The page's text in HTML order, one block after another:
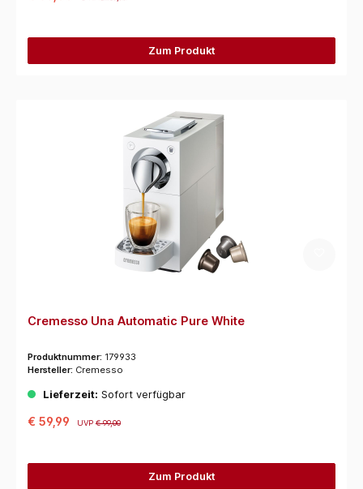
Zum Produkt
Cremesso Una Automatic Pure White
Produktnummer: 179933
Hersteller: Cremesso
Lieferzeit: Sofort verfügbar
€ 59,99 UVP€ 99,00
Zum Produkt